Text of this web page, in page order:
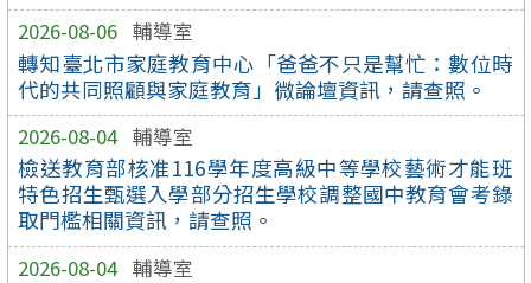
2026-08-06 輔導室
轉知臺北市家庭教育中心「爸爸不只是幫忙：數位時
代的共同照顧與家庭教育」微論壇資訊，請查照。
2026-08-04 輔導室
檢送教育部核准116學年度高級中等學校藝術才能班
特色招生甄選入學部分招生學校調整國中教育會考錄
取門檻相關資訊，請查照。
2026-08-04 輔導室